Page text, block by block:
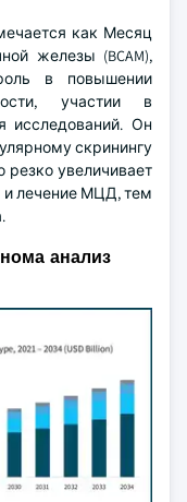
как Месяц
железы (BCAM),
в повышении
участии в
исследований. Он
скринингу
увеличивает
и лечение МЦД, тем
анализ